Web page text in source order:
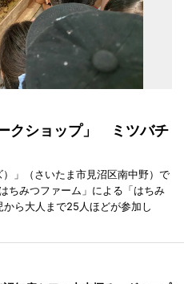
クショップ」 ミツバチ
」（さいたま市見沼区南中野）で
ちみつファーム」による「はちみ
ら大人まで25人ほどが参加し